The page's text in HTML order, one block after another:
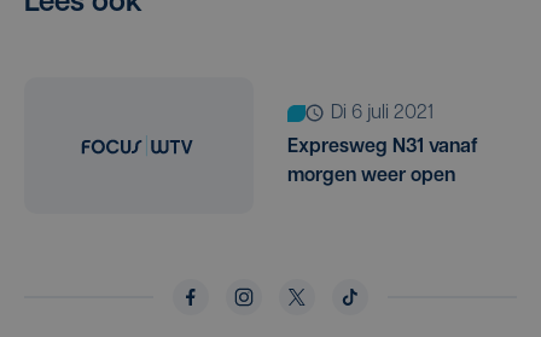
di 6 juli 2021
Expresweg N31 vanaf
morgen weer open